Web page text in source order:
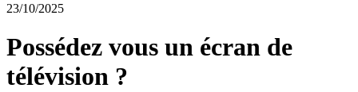
23/10/2025
Possédez vous un écran de
télévision ?